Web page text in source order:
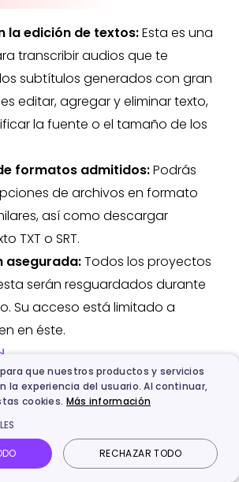
la edición de textos:Esta es una
transcribir audios que te
subtítulos generados con gran
editar, agregar y eliminar texto,
la fuente o el tamaño de los
formatos admitidos:Podrás
de archivos en formato
así como descargar
TXT o SRT.
asegurada:Todos los proyectos
serán resguardados durante
Su acceso está limitado a
en éste.
¿Cómo hacer hablar una
que nuestros productos y servicios
la experiencia del usuario. Al continuar,
cookies. Más información
RECHAZAR TODO